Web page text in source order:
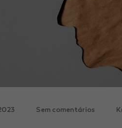
Sem comentários